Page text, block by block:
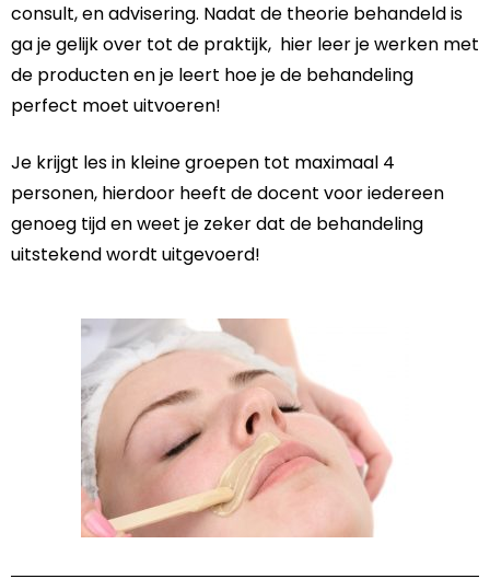
consult, en advisering. Nadat de theorie behandeld is
ga je gelijk over tot de praktijk, hier leer je werken met
de producten en je leert hoe je de behandeling
perfect moet uitvoeren!
Je krijgt les in kleine groepen tot maximaal 4
personen, hierdoor heeft de docent voor iedereen
genoeg tijd en weet je zeker dat de behandeling
uitstekend wordt uitgevoerd!